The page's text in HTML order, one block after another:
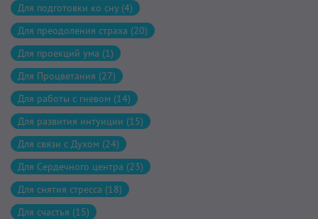
Для подготовки ко сну (4)
Для преодоления страха (20)
Для проекций ума (1)
Для Процветания (27)
Для работы с гневом (14)
Для развития интуиции (15)
Для связи с Духом (24)
Для Сердечного центра (23)
Для снятия стресса (18)
Для счастья (15)